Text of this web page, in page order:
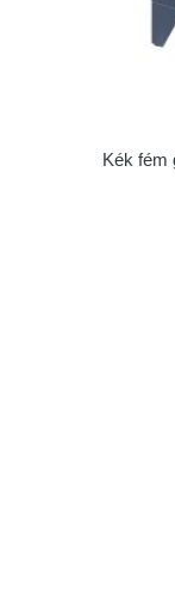
Kék fém